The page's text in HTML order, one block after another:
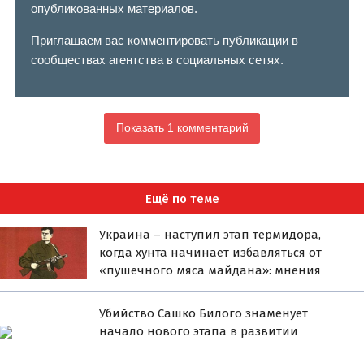
опубликованных материалов.
Приглашаем вас комментировать публикации в
сообществах агентства в социальных сетях.
Показать 1 комментарий
Ещё по теме
Украина – наступил этап термидора,
когда хунта начинает избавляться от
«пушечного мяса майдана»: мнения
Убийство Cашко Билого знаменует
начало нового этапа в развитии